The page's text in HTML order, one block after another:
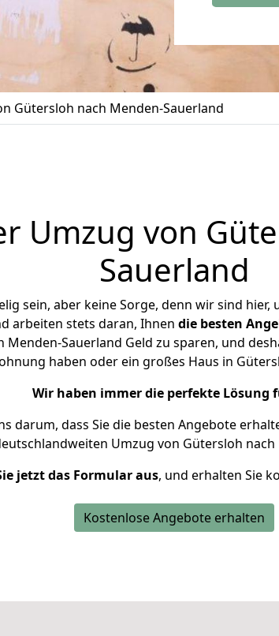
Gütersloh nach Menden-Sauerland
Umzug von
Sauerland
sein, aber keine Sorge, denn wir sind hier,
arbeiten stets daran, Ihnen die besten
Sauerland Geld zu sparen, und
haben oder ein großes Haus in
Wir haben immer die perfekte Lösung
darum, dass Sie die besten Angebote
Umzug von Gütersloh
jetzt das Formular aus, und erhalten Sie
Kostenlose Angebote erhalten